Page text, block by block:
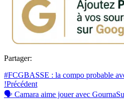
Partager:
#FCGBASSE : la compo probable
!Précédent
🗣 Camara aime jouer avec Gourna